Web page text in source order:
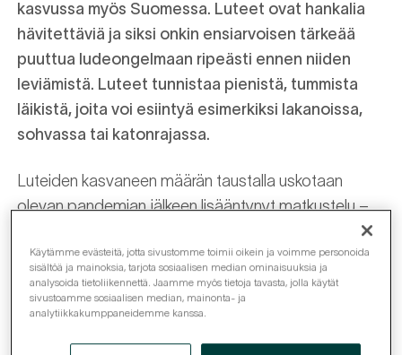
kasvussa myös Suomessa. Luteet ovat hankalia
hävitettäviä ja siksi onkin ensiarvoisen tärkeää
puuttua ludeongelmaan ripeästi ennen niiden
leviämistä. Luteet tunnistaa pienistä, tummista
läikistä, joita voi esiintyä esimerkiksi lakanoissa,
sohvassa tai katonrajassa.
Luteiden kasvaneen määrän taustalla uskotaan
olevan pandemian jälkeen lisääntynyt matkustelu –
luteet leviävät helposti matkalaukkujen välityksellä.
Toinen merkittävä syy luteiden määrän
lisääntymiseen on luteiden kasvanut vastuskyky
erilaisia myrkkyjä kohtaan.
Käytämme evästeitä, jotta sivustomme toimii oikein ja voimme personoida
sisältöä ja mainoksia, tarjota sosiaalisen median ominaisuuksia ja
analysoida tietoliikennettä. Jaamme myös tietoja tavasta, jolla käytät
sivustoamme sosiaalisen median, mainonta- ja
analytiikkakumppaneidemme kanssa.